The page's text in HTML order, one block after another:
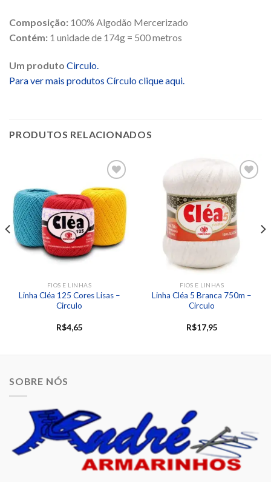
Composição: 100% Algodão Mercerizado
Contém: 1 unidade de 174g = 500 metros
Um produto Circulo.
Para ver mais produtos Círculo clique aqui.
PRODUTOS RELACIONADOS
aos
desejos
FIOS E LINHAS
Linha Cléa 125 Cores Lisas –
Circulo
R$4,65
aos
desejos
FIOS E LINHAS
Linha Cléa 5 Branca 750m –
Circulo
R$17,95
SOBRE NÓS